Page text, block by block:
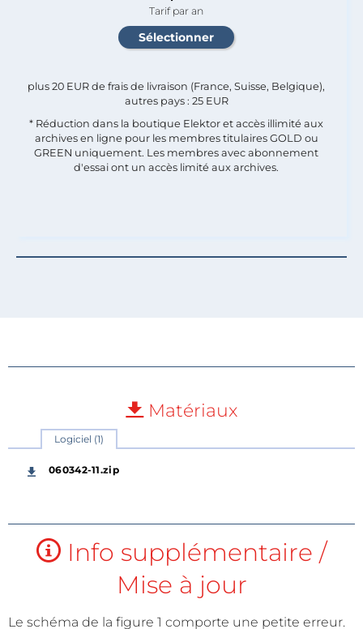
Tarif par an
plus 20 EUR de frais de livraison (France, Suisse, Belgique),
autres pays : 25 EUR
* Réduction dans la boutique Elektor et accès illimité aux
archives en ligne pour les membres titulaires GOLD ou
GREEN uniquement. Les membres avec abonnement
d'essai ont un accès limité aux archives.
Matériaux
Logiciel (1)
060342-11.zip
Info supplémentaire /
Mise à jour
Le schéma de la figure 1 comporte une petite erreur.